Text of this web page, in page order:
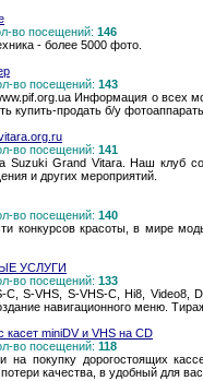
во посещений: 146
- более 5000 фото.
во посещений: 143
Информация о всех
купить-продать б/у
во посещений: 141
Suzuki Grand Vitara. Наш клуб
и других мероприятий.
во посещений: 140
конкурсов красоты, в мире
УСЛУГИ
во посещений: 133
C, S-VHS, S-VHS-C, Hi8, Video8,
навигационного меню.
miniDV и VHS на CD
во посещений: 118
на покупку дорогостоящих
качества, в удобный для